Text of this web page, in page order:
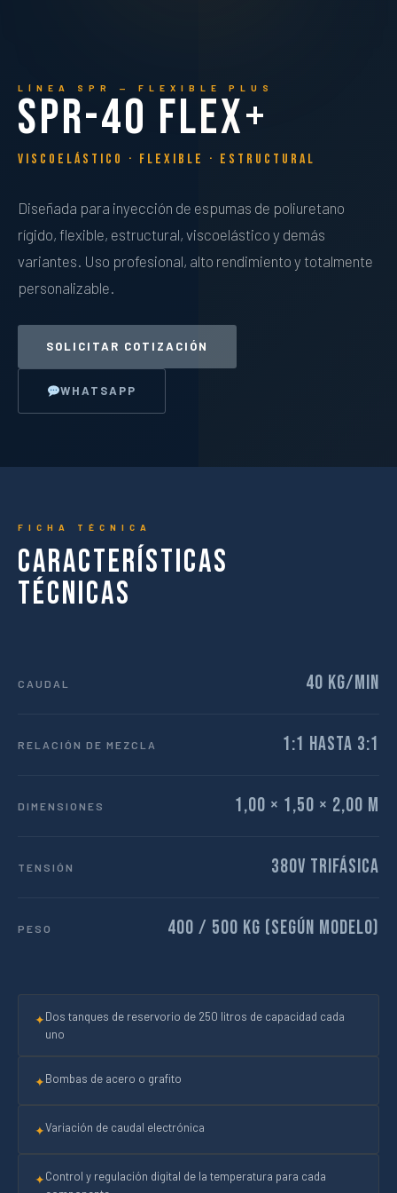
LÍNEA SPR — FLEXIBLE PLUS
SPR-40 FLEX+
Viscoelástico · Flexible · Estructural
Diseñada para inyección de espumas de poliuretano
rígido, flexible, estructural, viscoelástico y demás
variantes. Uso profesional, alto rendimiento y totalmente
personalizable.
SOLICITAR COTIZACIÓN
WHATSAPP
FICHA TÉCNICA
Características
Técnicas
CAUDAL 40 kg/min
RELACIÓN DE MEZCLA 1:1 hasta 3:1
DIMENSIONES 1,00 × 1,50 × 2,00 m
TENSIÓN 380v Trifásica
PESO 400 / 500 kg (según modelo)
✦Dos tanques de reservorio de 250 litros de capacidad cada
uno
✦Bombas de acero o grafito
✦Variación de caudal electrónica
✦Control y regulación digital de la temperatura para cada